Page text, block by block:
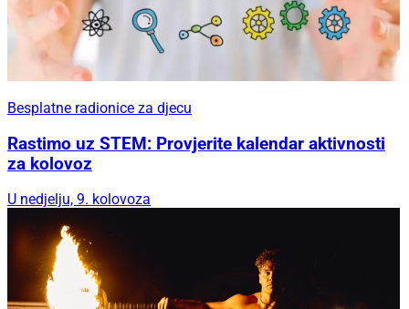
Besplatne radionice za djecu
Rastimo uz STEM: Provjerite kalendar aktivnosti
za kolovoz
U nedjelju, 9. kolovoza